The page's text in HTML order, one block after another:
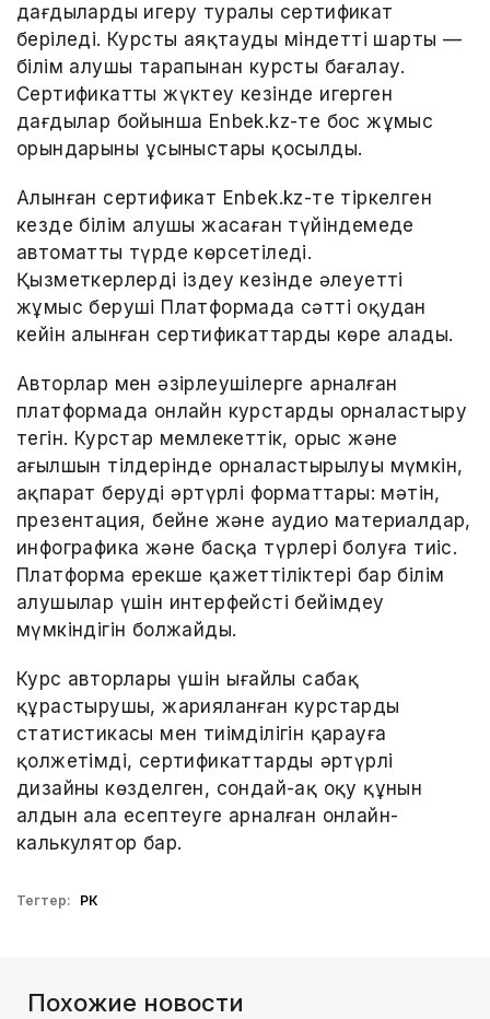
дағдыларды игеру туралы сертификат
беріледі. Курсты аяқтаудың міндетті шарты —
білім алушы тарапынан курсты бағалау.
Сертификатты жүктеу кезінде игерген
дағдылар бойынша Enbek.kz-те бос жұмыс
орындарының ұсыныстары қосылды.
Алынған сертификат Enbek.kz-те тіркелген
кезде білім алушы жасаған түйіндемеде
автоматты түрде көрсетіледі.
Қызметкерлерді іздеу кезінде әлеуетті
жұмыс беруші Платформада сәтті оқудан
кейін алынған сертификаттарды көре алады.
Авторлар мен әзірлеушілерге арналған
платформада онлайн курстарды орналастыру
тегін. Курстар мемлекеттік, орыс және
ағылшын тілдерінде орналастырылуы мүмкін,
ақпарат берудің әртүрлі форматтары: мәтін,
презентация, бейне және аудио материалдар,
инфографика және басқа түрлері болуға тиіс.
Платформа ерекше қажеттіліктері бар білім
алушылар үшін интерфейсті бейімдеу
мүмкіндігін болжайды.
Курс авторлары үшін ыңғайлы сабақ
құрастырушы, жарияланған курстардың
статистикасы мен тиімділігін қарауға
қолжетімді, сертификаттардың әртүрлі
дизайны көзделген, сондай-ақ оқу құнын
алдын ала есептеуге арналған онлайн-
калькулятор бар.
Тегтер: РК
Похожие новости